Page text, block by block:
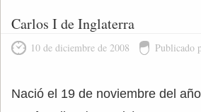
Carlos I de Inglaterra
10 de diciembre de 2008 Publicado
Nació el 19 de noviembre del